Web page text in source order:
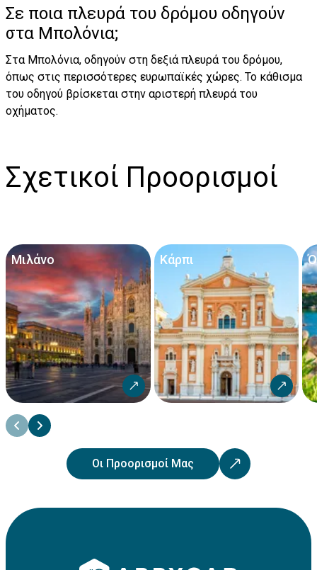
Σε ποια πλευρά του δρόμου οδηγούν
στα Μπολόνια;
Στα Μπολόνια, οδηγούν στη δεξιά πλευρά του δρόμου,
όπως στις περισσότερες ευρωπαϊκές χώρες. Το κάθισμα
του οδηγού βρίσκεται στην αριστερή πλευρά του
οχήματος.
Σχετικοί Προορισμοί
Μιλάνο Κάρπι
Οι Προορισμοί Μας